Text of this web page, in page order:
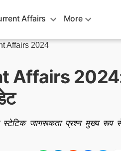
Affairs More
Affairs 2024
Affairs
जागरूकता प्रश्न मुख्य रूप